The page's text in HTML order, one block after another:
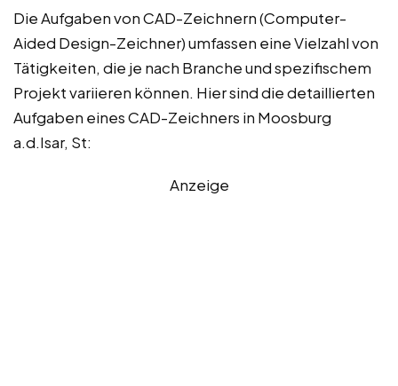
Die Aufgaben von CAD-Zeichnern (Computer-
Aided Design-Zeichner) umfassen eine Vielzahl von
Tätigkeiten, die je nach Branche und spezifischem
Projekt variieren können. Hier sind die detaillierten
Aufgaben eines CAD-Zeichners in Moosburg
a.d.Isar, St:
Anzeige